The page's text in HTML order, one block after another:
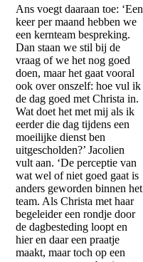
Ans voegt daaraan toe: ‘Een
keer per maand hebben we
een kernteam bespreking.
Dan staan we stil bij de
vraag of we het nog goed
doen, maar het gaat vooral
ook over onszelf: hoe vul ik
de dag goed met Christa in.
Wat doet het met mij als ik
eerder die dag tijdens een
moeilijke dienst ben
uitgescholden?’ Jacolien
vult aan. ‘De perceptie van
wat wel of niet goed gaat is
anders geworden binnen het
team. Als Christa met haar
begeleider een rondje door
de dagbesteding loopt en
hier en daar een praatje
maakt, maar toch op een